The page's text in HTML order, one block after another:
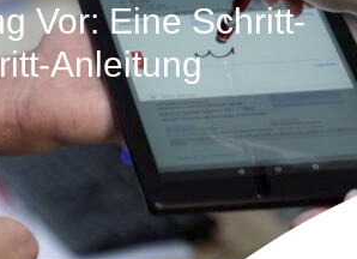
Vor: Eine Schritt-
Anleitung